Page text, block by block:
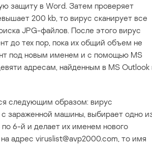
защиту в Word. Затем проверяет
200 kb, то вирус сканирует все
JPG-файлов. После этого вирус
до тех пор, пока их общий объем не
под новым именем и с помощью MS
адресам, найденным в MS Outlook
следующим образом: вирус
зараженной машины, выбирает одно
6-й и делает их именем нового
адрес viruslist@avp2000.com, то имя